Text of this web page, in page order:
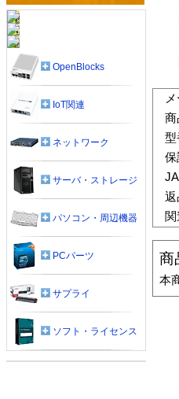
商
型
保
返
関
商
本
OpenBlocks
IoT関連
ネットワーク
サーバ・ストレージ
パソコン・周辺機器
PCパーツ
サプライ
ソフト・ライセンス